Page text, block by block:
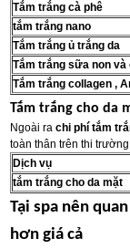
Tắm trắng cà phê
tắm trắng nano
Tắm trắng ủ trắng da
Tắm trắng sữa non
Tắm trắng collagen ,
Tắm trắng cho da
Ngoài ra chi phí tắm
toàn thân trên thi
Dịch vụ
tắm trắng cho da mặt
Tại spa nên
hơn giá cả